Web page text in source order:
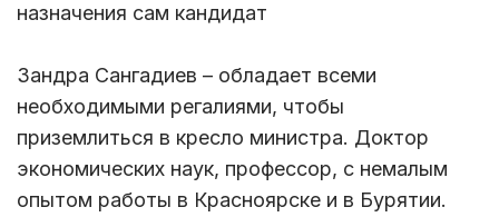
назначения сам кандидат
Зандра Сангадиев – обладает всеми
необходимыми регалиями, чтобы
приземлиться в кресло министра. Доктор
экономических наук, профессор, с немалым
опытом работы в Красноярске и в Бурятии.